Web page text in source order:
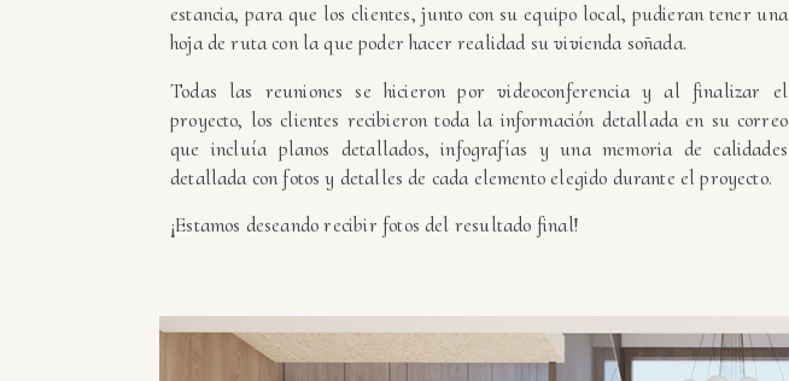
estancia, para que los clientes, junto con su equipo local, pudieran tener una
hoja de ruta con la que poder hacer realidad su vivienda soñada.
Todas las reuniones se hicieron por videoconferencia y al finalizar el
proyecto, los clientes recibieron toda la información detallada en su correo
que incluía planos detallados, infografías y una memoria de calidades
detallada con fotos y detalles de cada elemento elegido durante el proyecto.
¡Estamos deseando recibir fotos del resultado final!